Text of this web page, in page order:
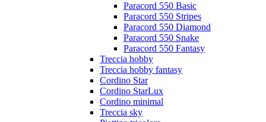
Paracord 550 Basic
Paracord 550 Stripes
Paracord 550 Diamond
Paracord 550 Snake
Paracord 550 Fantasy
Treccia hobby
Treccia hobby fantasy
Cordino Star
Cordino StarLux
Cordino minimal
Treccia sky